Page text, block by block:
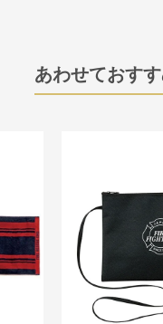
あわせておす